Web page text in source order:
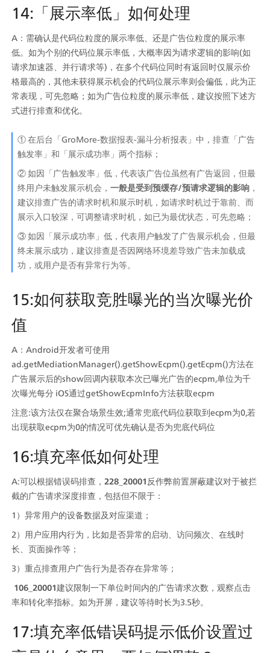
14:「展示率低」如何处理
A：需确认是代码位粒度的展示率低、还是广告位粒度的展示率
低。如为个别的代码位展示率低，大概率因为请求逻辑的影响(如
请求加速器、并行请求等)，在多个代码位同时有返回时仅展示价
格最高的，其他未获得展示机会的代码位展示率则会偏低，此为正
常表现，可先忽略；如为广告位粒度的展示率低，建议按照下述方
式进行排查和优化。
① 在后台「GroMore-数据报表-漏斗分析报表」中，排查「广告
触发率」和「展示成功率」两个指标；
② 如因「广告触发率」低，代表该广告位虽然有广告返回，但最
终用户未触发展示机会，一般是受到预缓存/预请求逻辑的影响 ，
建议排查广告的请求时机和展示时机，如请求时机过于靠前、而
展示入口较深，可调整请求时机，如已为最优状态，可先忽略；
③ 如因「展示成功率」低，代表用户触发了广告展示机会，但最
终未展示成功，建议排查是否因网络环境差导致广告未加载成
功，或用户是否有异常行为等。
15:如何获取竞胜曝光的当次曝光价
值
A：Android开发者可使用
ad.getMediationManager().getShowEcpm().getEcpm()方法在
广告展示后的show回调内获取本次已曝光广告的ecpm,单位为千
次曝光每分 iOS通过getShowEcpmInfo方法获取ecpm
注意:该方法仅在聚合场景生效;通常兜底代码位获取到ecpm为0,若
出现获取ecpm为0的情况可优先确认是否为兜底代码位
16:填充率低如何处理
A:可以根据错误码排查，228_20001 反作弊前置屏蔽建议对于被拦
截的广告请求深度排查，包括但不限于：
1）异常用户的设备数据及对应渠道；
2）用户应用内行为，比如是否异常的启动、访问频次、在线时
长、页面操作等；
3）重点排查用户广告行为是否存在异常等；
106_20001建议限制一下单位时间内的广告请求次数，观察点击
率和转化率指标。如为开屏，建议等待时长为3.5秒。
17:填充率低错误码提示低价设置过